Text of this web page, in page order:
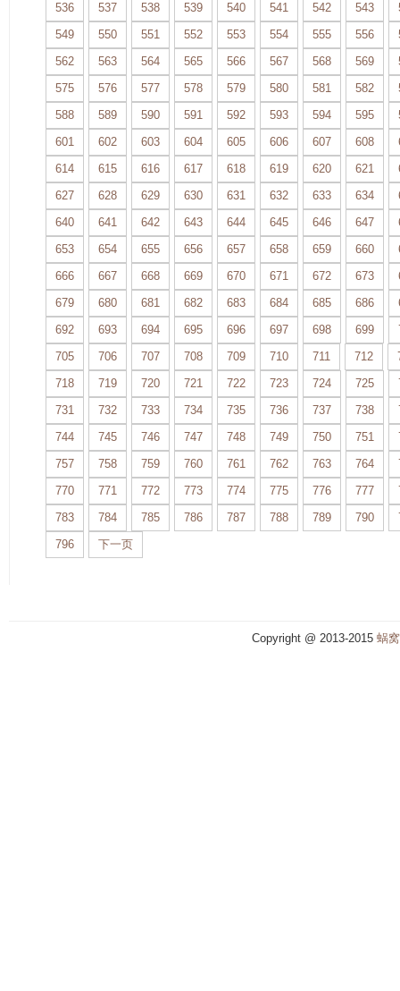
536
537 538 539 540 541 542 543
549
550 551 552 553 554 555 556
562
563 564 565 566 567 568 569
575
576 577 578 579 580 581 582
588
589 590 591 592 593 594 595
601
602 603 604 605 606 607 608
614
615 616 617 618 619 620 621
627
628 629 630 631 632 633 634
640
641 642 643 644 645 646 647
653
654 655 656 657 658 659 660
666
667 668 669 670 671 672 673
679
680 681 682 683 684 685 686
692
693 694 695 696 697 698 699
705
706 707 708 709 710 711 712
718
719 720 721 722 723 724 725
731
732 733 734 735 736 737 738
744
745 746 747 748 749 750 751
757
758 759 760 761 762 763 764
770
771 772 773 774 775 776 777
783
784 785 786 787 788 789 790
796
下一页
Copyright @ 2013-2015 蜗